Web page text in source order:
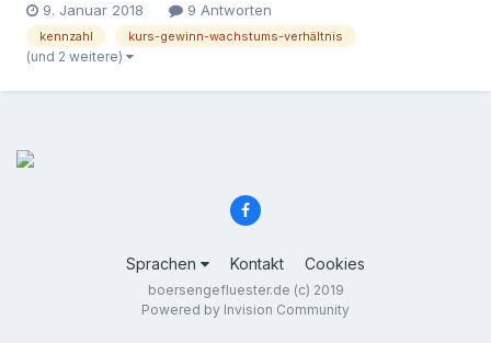
Relation zum erwartete Wachstum. Es empfiehlt sich beim KGV
einen Durchschnittswert der letzten Jahre zu verwenden...
9. Januar 2018 9 Antworten
kennzahl kurs-gewinn-wachstums-verhältnis
(und 2 weitere)
Sprachen Kontakt Cookies
boersengefluester.de (c) 2019
Powered by Invision Community